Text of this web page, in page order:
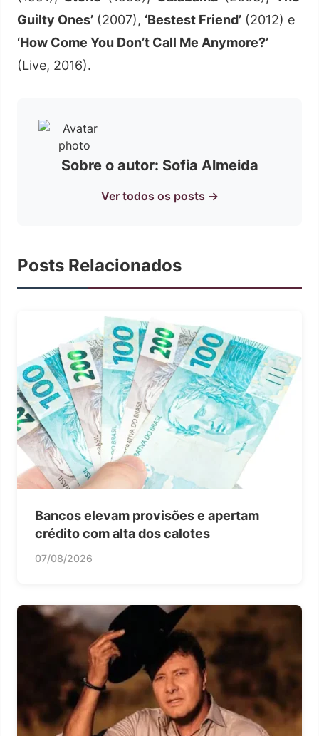
Guilty Ones’ (2007), ‘Bestest Friend’ (2012) e
‘How Come You Don’t Call Me Anymore?’
(Live, 2016).
Sobre o autor: Sofia Almeida
Ver todos os posts →
Posts Relacionados
Bancos elevam provisões e apertam
crédito com alta dos calotes
07/08/2026